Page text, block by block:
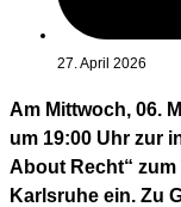
27. April 2026
Am Mittwoch, 06.
um 19:00 Uhr zur
About Recht“
Karlsruhe ein. Zu